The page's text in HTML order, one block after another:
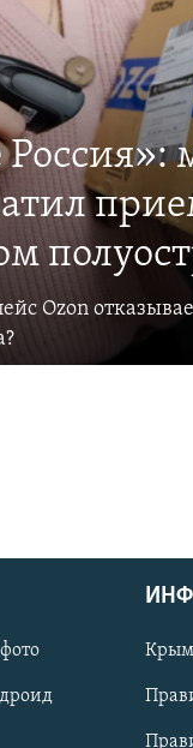
Ozon